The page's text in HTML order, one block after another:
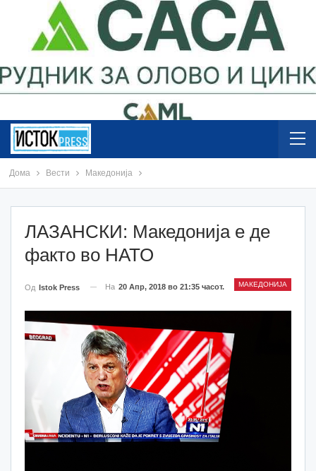
Дома Вести Македонија
ЛАЗАНСКИ: Македонија е де
факто во НАТО
МАКЕДОНИЈА
Од Istok Press На 20 Апр, 2018 во 21:35 часот.